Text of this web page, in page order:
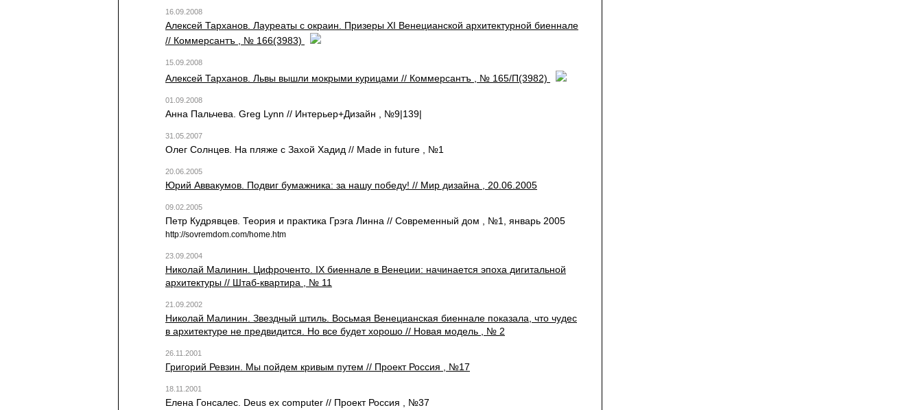
16.09.2008
Алексей Тарханов. Лауреаты с окраин. Призеры XI Венецианской архитектурной биеннале
// Коммерсантъ , № 166(3983)
15.09.2008
Алексей Тарханов. Львы вышли мокрыми курицами // Коммерсантъ , № 165/П(3982)
01.09.2008
Анна Пальчева. Greg Lynn // Интерьер+Дизайн , №9|139|
31.05.2007
Олег Солнцев. На пляже с Захой Хадид // Made in future , №1
20.06.2005
Юрий Аввакумов. Подвиг бумажника: за нашу победу! // Мир дизайна , 20.06.2005
09.02.2005
Петр Кудрявцев. Теория и практика Грэга Линна // Современный дом , №1, январь 2005
http://sovremdom.com/home.htm
23.09.2004
Николай Малинин. Цифроченто. IX биеннале в Венеции: начинается эпоха дигитальной
архитектуры // Штаб-квартира , № 11
21.09.2002
Николай Малинин. Звездный штиль. Восьмая Венецианская биеннале показала, что чудес
в архитектуре не предвидится. Но все будет хорошо // Новая модель , № 2
26.11.2001
Григорий Ревзин. Мы пойдем кривым путем // Проект Россия , №17
18.11.2001
Елена Гонсалес. Deus ex computer // Проект Россия , №37